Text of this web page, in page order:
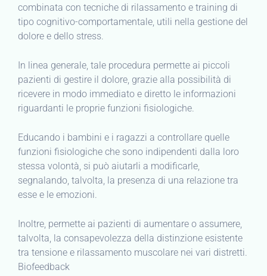
combinata con tecniche di rilassamento e training di
tipo cognitivo-comportamentale, utili nella gestione del
dolore e dello stress.
In linea generale, tale procedura permette ai piccoli
pazienti di gestire il dolore, grazie alla possibilità di
ricevere in modo immediato e diretto le informazioni
riguardanti le proprie funzioni fisiologiche.
Educando i bambini e i ragazzi a controllare quelle
funzioni fisiologiche che sono indipendenti dalla loro
stessa volontà, si può aiutarli a modificarle,
segnalando, talvolta, la presenza di una relazione tra
esse e le emozioni.
Inoltre, permette ai pazienti di aumentare o assumere,
talvolta, la consapevolezza della distinzione esistente
tra tensione e rilassamento muscolare nei vari distretti.
Biofeedback